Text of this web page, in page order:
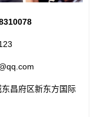
昌府区新东方国际